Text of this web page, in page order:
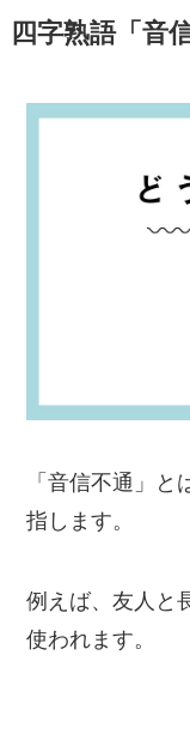
四字熟語「音
「音信不通」
指します。
例えば、友人と
使われます。